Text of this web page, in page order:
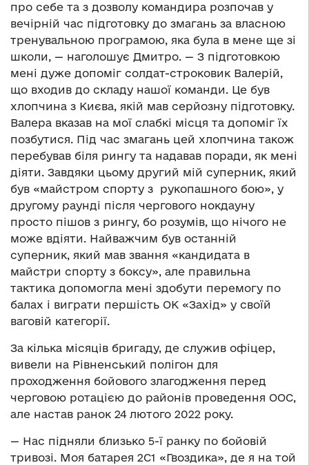
про себе та з дозволу командира розпочав у
вечірній час підготовку до змагань за власною
тренувальною програмою, яка була в мене ще зі
школи, — наголошує Дмитро. — З підготовкою
мені дуже допоміг солдат-строковик Валерій,
що входив до складу нашої команди. Це був
хлопчина з Києва, якій мав серйозну підготовку.
Валера вказав на мої слабкі місця та допоміг їх
позбутися. Під час змагань цей хлопчина також
перебував біля рингу та надавав поради, як мені
діяти. Завдяки цьому другий мій суперник, який
був «майстром спорту з рукопашного бою», у
другому раунді після чергового нокдауну
просто пішов з рингу, бо розумів, що нічого не
може вдіяти. Найважчим був останній
суперник, який мав звання «кандидата в
майстри спорту з боксу», але правильна
тактика допомогла мені здобути перемогу по
балах і виграти першість ОК «Захід» у своїй
ваговій категорії.
За кілька місяців бригаду, де служив офіцер,
вивели на Рівненський полігон для
проходження бойового злагодження перед
черговою ротацією до районів проведення ООС,
але настав ранок 24 лютого 2022 року.
— Нас підняли близько 5-ї ранку по бойовій
тривозі. Моя батарея 2С1 «Гвоздика», де я на той